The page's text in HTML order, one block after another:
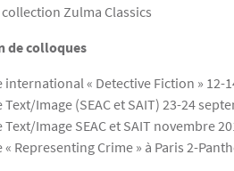
Zulma Classics
de colloques
international « Detective Fiction » 12-
Image (SEAC et SAIT) 23-24
Text/Image SEAC et SAIT novembre
« Representing Crime » à Paris 2-